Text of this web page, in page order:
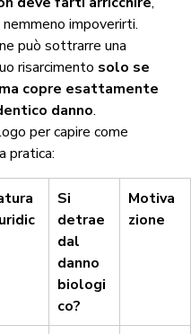
impoverirti.
può sottrarre una
risarcimento solo se
copre esattamente
danno.
per capire come
pratica:
Si
detrae
dal
danno
biologi
co?
Motiva
zione